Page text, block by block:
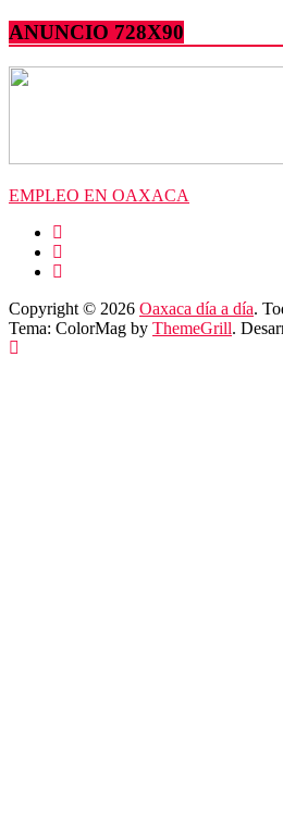
ANUNCIO 728X90
EMPLEO EN OAXACA
Copyright © 2026 Oaxaca día a día.
Tema: ColorMag by ThemeGrill.